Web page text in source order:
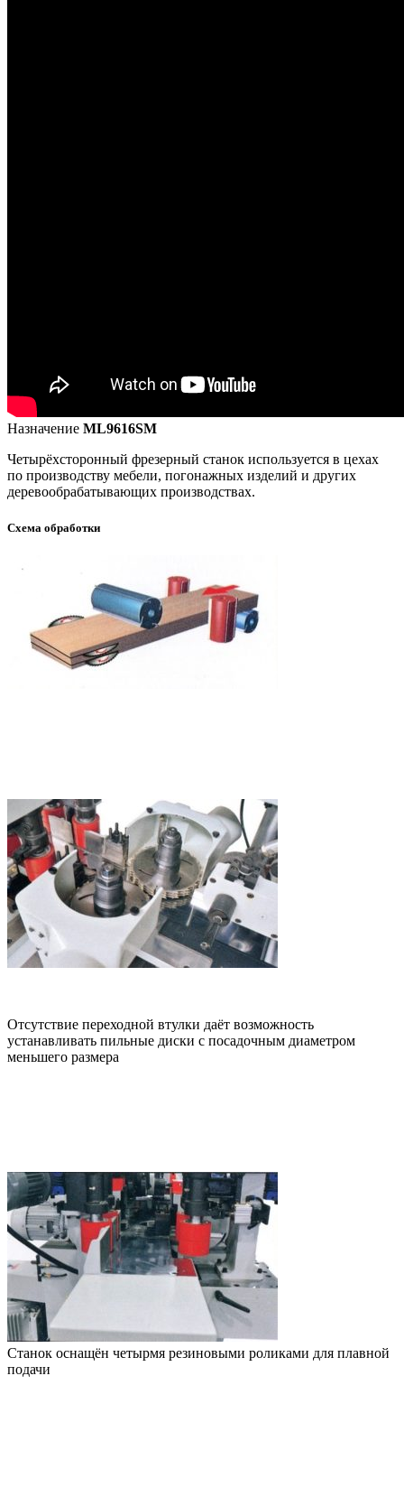
Назначение ML9616SM
Четырёхсторонный фрезерный станок используется в цехах
по производству мебели, погонажных изделий и других
деревообрабатывающих производствах.
Схема обработки
Отсутствие переходной втулки даёт возможность
устанавливать пильные диски с посадочным диаметром
меньшего размера
Станок оснащён четырмя резиновыми роликами для плавной
подачи